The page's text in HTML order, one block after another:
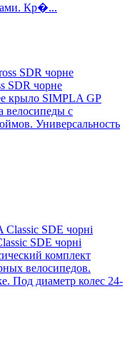
Кр�...
SDR чорне
крыло SIMPLA GP
велосипеды с
Универсальность
SDE чорні
комплект
велосипедов.
Под диаметр колес 24-